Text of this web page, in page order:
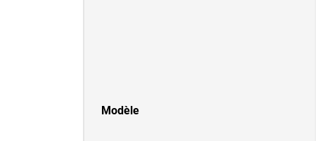
Modèle